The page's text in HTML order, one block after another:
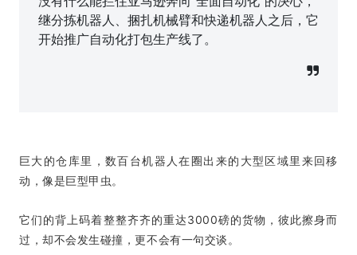
继分拣机器人、捆扎机械臂和快递机器人之后，它
开始推广自动化打包生产线了。
巨大的仓库里，数百台机器人在圈出来的大型区域里来回移
动，像是巨型甲虫。
它们的背上码着整整齐齐的重达3000磅的货物，彼此擦身而
过，却不会发生碰撞，更不会有一句交谈。